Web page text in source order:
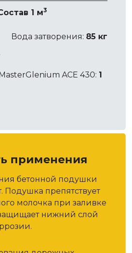
1 м3
Вода затворения: 85 кг
ACE 430: 1
применения
бетонной подушки
Подушка препятствует
молочка при заливке
нижний слой